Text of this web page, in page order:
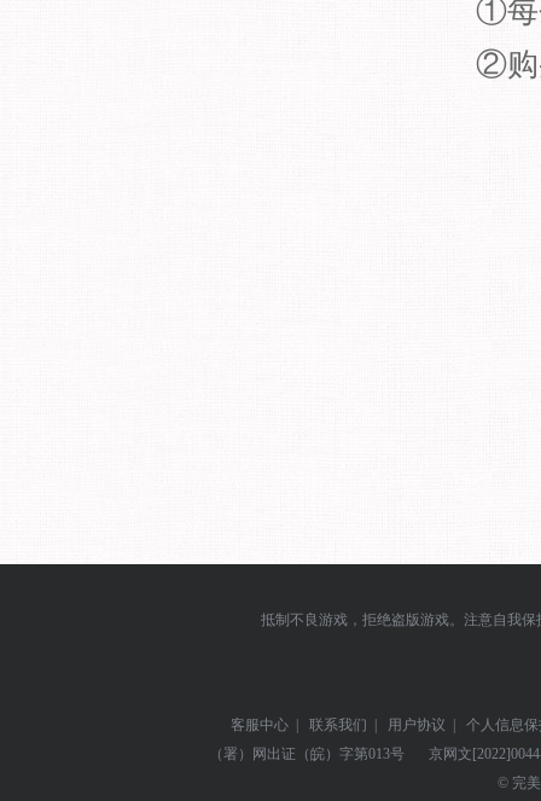
①每
②购
抵制不良游戏，拒绝盗版游戏。注意自我
客服中心 | 联系我们 | 用户协议 |
个人信息
（署）网出证（皖）字第013号
京网文
© 完美